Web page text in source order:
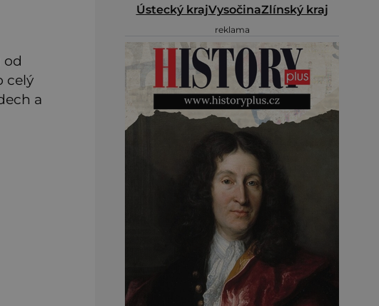
od
celý
a
Ústecký krajVysočinaZlínský kraj
reklama